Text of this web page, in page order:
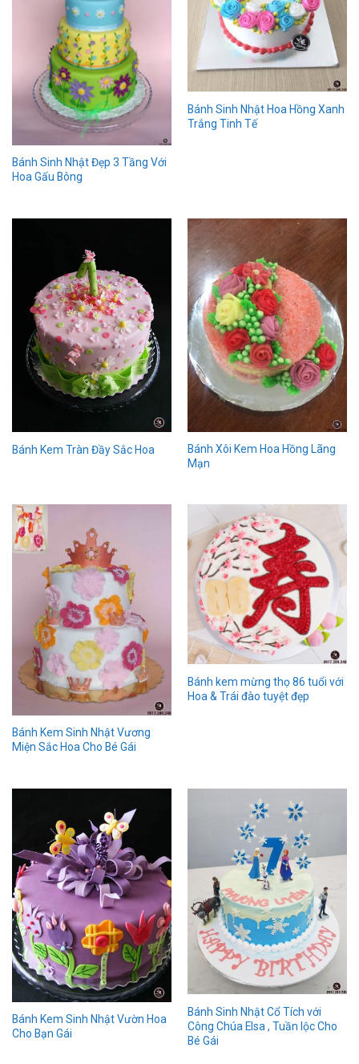
Bánh Sinh Nhật Đẹp 3 Tầng Với
Hoa Gấu Bông
Bánh Sinh Nhật Hoa Hồng Xanh
Trắng Tinh Tế
Bánh Kem Tràn Đầy Sắc Hoa
Bánh Xôi Kem Hoa Hồng Lãng
Mạn
Bánh Kem Sinh Nhật Vương
Miện Sắc Hoa Cho Bé Gái
Bánh kem mừng thọ 86 tuổi với
Hoa & Trái đào tuyệt đẹp
Bánh Kem Sinh Nhật Vườn Hoa
Cho Bạn Gái
Bánh Sinh Nhật Cổ Tích với
Công Chúa Elsa , Tuần lộc Cho
Bé Gái